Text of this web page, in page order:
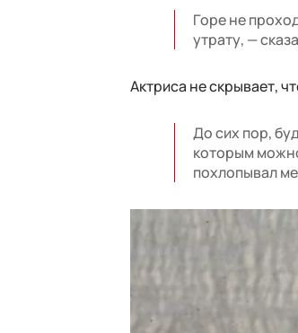
Горе не
утрату, —
Актриса не скрывает,
До сих пор,
которым
похлопывал